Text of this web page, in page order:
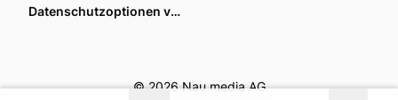
Datenschutzoptionen verwalten
© 2026 Nau media AG